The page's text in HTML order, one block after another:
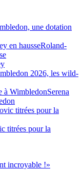
une dotation
Roland-
2026, les wild-
Serena
titrées pour la
incroyable !»